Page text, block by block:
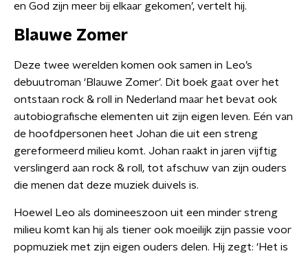
en God zijn meer bij elkaar gekomen’, vertelt hij.
Blauwe Zomer
Deze twee werelden komen ook samen in Leo’s
debuutroman ‘Blauwe Zomer’. Dit boek gaat over het
ontstaan rock & roll in Nederland maar het bevat ook
autobiografische elementen uit zijn eigen leven. Eén van
de hoofdpersonen heet Johan die uit een streng
gereformeerd milieu komt. Johan raakt in jaren vijftig
verslingerd aan rock & roll, tot afschuw van zijn ouders
die menen dat deze muziek duivels is.
Hoewel Leo als domineeszoon uit een minder streng
milieu komt kan hij als tiener ook moeilijk zijn passie voor
popmuziek met zijn eigen ouders delen. Hij zegt: ‘Het is